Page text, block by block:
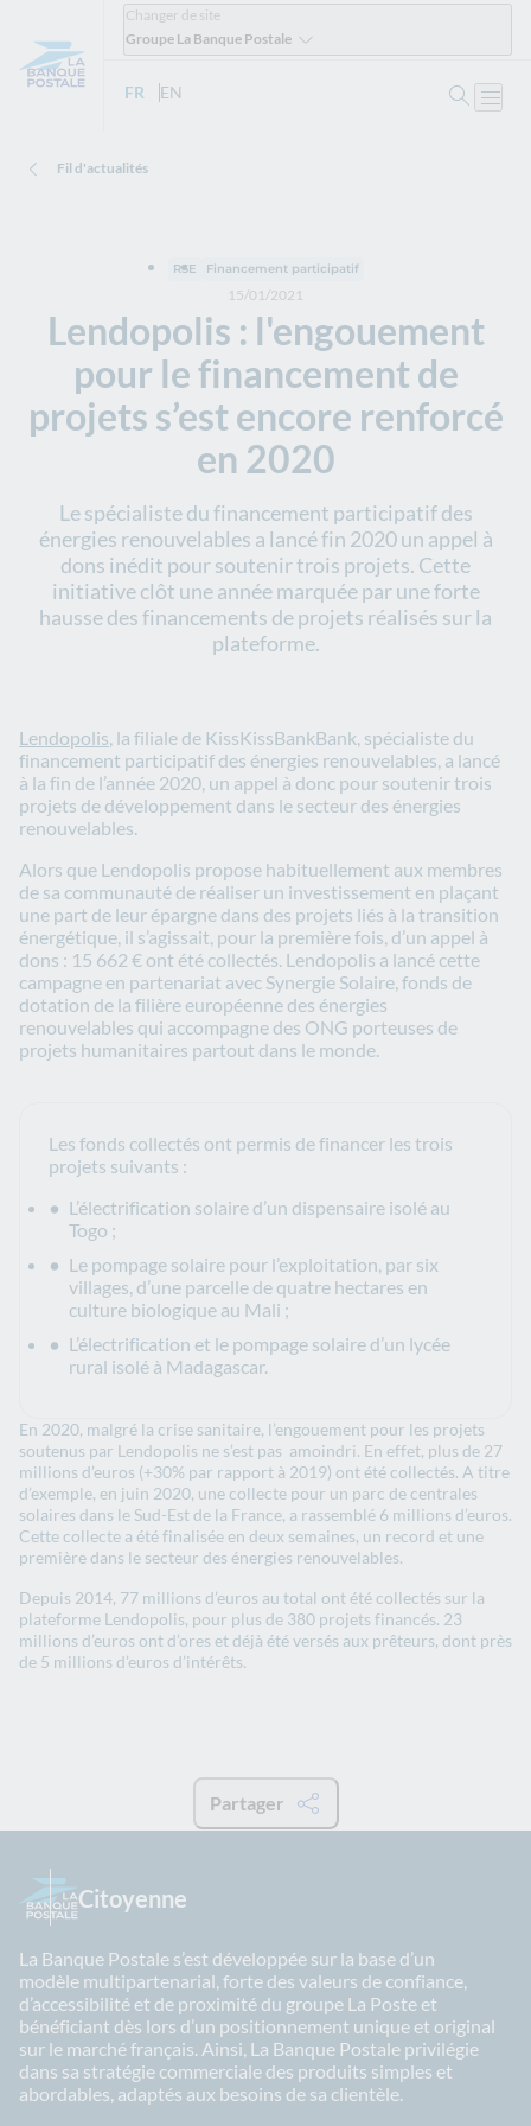
Changer de site
Groupe La Banque Postale
FR - Version française
EN
Fil d'actualités
Lendopolis : l'engouement
pour le financement de
projets s’est encore renforcé
en 2020
15/01/2021
RSE Financement participatif
Le spécialiste du financement participatif des
énergies renouvelables a lancé fin 2020 un appel à
dons inédit pour soutenir trois projets. Cette
initiative clôt une année marquée par une forte
hausse des financements de projets réalisés sur la
plateforme.
Lendopolis, la filiale de KissKissBankBank, spécialiste du
financement participatif des énergies renouvelables, a lancé
à la fin de l’année 2020, un appel à donc pour soutenir trois
projets de développement dans le secteur des énergies
renouvelables.
Alors que Lendopolis propose habituellement aux membres
de sa communauté de réaliser un investissement en plaçant
une part de leur épargne dans des projets liés à la transition
énergétique, il s’agissait, pour la première fois, d’un appel à
dons : 15 662 € ont été collectés. Lendopolis a lancé cette
campagne en partenariat avec Synergie Solaire, fonds de
dotation de la filière européenne des énergies
renouvelables qui accompagne des ONG porteuses de
projets humanitaires partout dans le monde.
Les fonds collectés ont permis de financer les trois
projets suivants :
L’électrification solaire d’un dispensaire isolé au
Togo ;
Le pompage solaire pour l’exploitation, par six
villages, d’une parcelle de quatre hectares en
culture biologique au Mali ;
L’électrification et le pompage solaire d’un lycée
rural isolé à Madagascar.
En 2020, malgré la crise sanitaire, l’engouement pour les projets
soutenus par Lendopolis ne s’est pas amoindri. En effet, plus de 27
millions d’euros (+30% par rapport à 2019) ont été collectés. A titre
d’exemple, en juin 2020, une collecte pour un parc de centrales
solaires dans le Sud-Est de la France, a rassemblé 6 millions d’euros.
Cette collecte a été finalisée en deux semaines, un record et une
première dans le secteur des énergies renouvelables.
Depuis 2014, 77 millions d’euros au total ont été collectés sur la
plateforme Lendopolis, pour plus de 380 projets financés. 23
millions d’euros ont d’ores et déjà été versés aux prêteurs, dont près
de 5 millions d’euros d’intérêts.
Partager
Citoyenne
La Banque Postale s’est développée sur la base d’un
modèle multipartenarial, forte des valeurs de confiance,
d’accessibilité et de proximité du groupe La Poste et
bénéficiant dès lors d’un positionnement unique et original
sur le marché français. Ainsi, La Banque Postale privilégie
dans sa stratégie commerciale des produits simples et
abordables, adaptés aux besoins de sa clientèle.